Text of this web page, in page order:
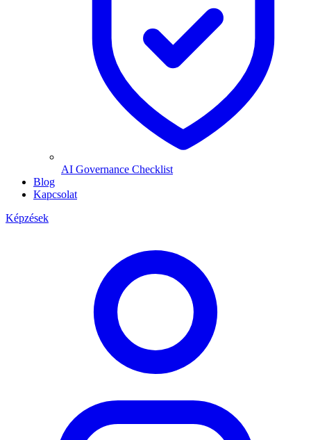
AI Governance Checklist
Blog
Kapcsolat
Képzések